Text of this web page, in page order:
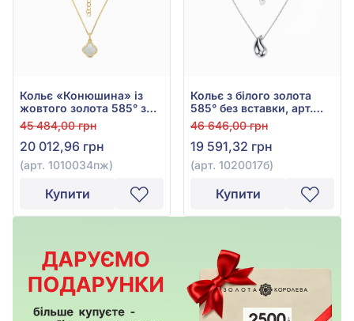
Кольє «Конюшина» із
жовтого золота 585° з
перламутром, арт.
1010034пж
45 484,00 грн
20 012,96 грн
(арт. 1010034пж)
Купити
Кольє з білого золота
585° без вставки, арт.
1020017б
46 646,00 грн
19 591,32 грн
(арт. 1020017б)
Купити